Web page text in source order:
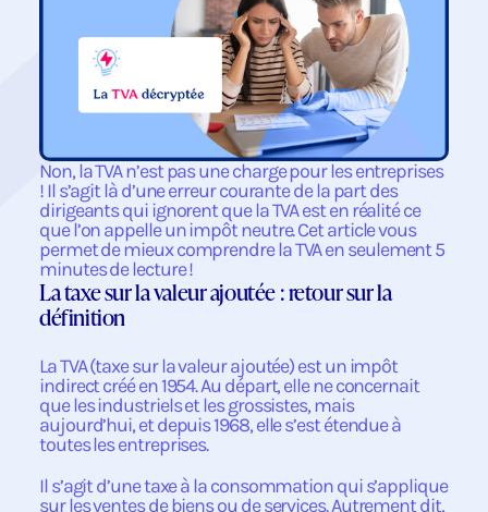
Non, la TVA n’est pas une charge pour les entreprises
! Il s’agit là d’une erreur courante de la part des
dirigeants qui ignorent que la TVA est en réalité ce
que l’on appelle un impôt neutre. Cet article vous
permet de mieux comprendre la TVA en seulement 5
minutes de lecture !
La taxe sur la valeur ajoutée : retour sur la
définition
La TVA (taxe sur la valeur ajoutée) est un impôt
indirect créé en 1954. Au départ, elle ne concernait
que les industriels et les grossistes, mais
aujourd’hui, et depuis 1968, elle s’est étendue à
toutes les entreprises.
Il s’agit d’une taxe à la consommation qui s’applique
sur les ventes de biens ou de services. Autrement dit,